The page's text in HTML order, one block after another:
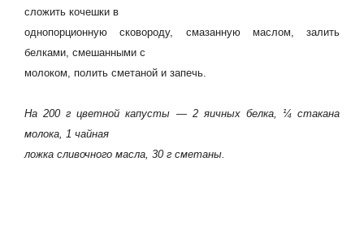
сложить кочешки в
однопорционную сковороду, смазанную маслом, залить
белками, смешанными с
молоком, полить сметаной и запечь.
На 200 г цветной капусты — 2 яичных белка, ¼ стакана
молока, 1 чайная
ложка сливочного масла, 30 г сметаны.